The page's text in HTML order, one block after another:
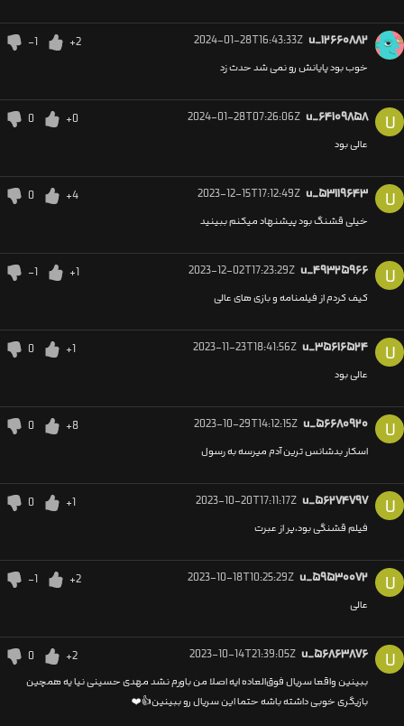
u_۱۲۶۶۰۸۸۲ 2024-01-28T16:43:33Z
+2
-1
خوب بود پایانش رو نمی شد حدث زد
U u_۶۴۱۰۹۸۵۸ 2024-01-28T07:26:06Z
+0
0
عالی بود
U u_۵۳۱۱۹۶۴۳ 2023-12-15T17:12:49Z
+4
0
خیلی قشنگ بود پیشنهاد میکنم ببینید
U u_۴۹۳۲۵۹۶۶ 2023-12-02T17:23:29Z
+1
-1
کیف کردم از فیلمنامه و بازی های عالی
U u_۳۵۶۱۶۵۲۴ 2023-11-23T18:41:56Z
+1
0
عالی بود
U u_۵۶۶۸۰۹۲۰ 2023-10-29T14:12:15Z
+8
0
اسکار بدشانس ترین آدم میرسه به رسول
U u_۵۶۲۷۴۷۹۷ 2023-10-20T17:11:17Z
+1
0
فیلم قشنگی بود،پر از عبرت
U u_۵۹۵۳۰۰۷۲ 2023-10-18T10:25:29Z
+2
-1
عالی
U u_۵۶۸۶۳۸۷۶ 2023-10-14T21:39:05Z
+2
0
ببینین واقعا سریال فوق‌العاده ایه اصلا من باورم نشد مهدی حسینی نیا یه همچین
بازیگری خوبی داشته باشه حتما این سریال رو ببینین👍❤️